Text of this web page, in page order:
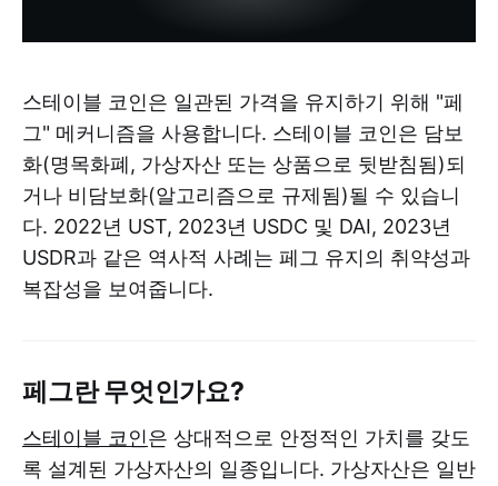
스테이블 코인은 일관된 가격을 유지하기 위해 "페
그" 메커니즘을 사용합니다. 스테이블 코인은 담보
화(명목화폐, 가상자산 또는 상품으로 뒷받침됨)되
거나 비담보화(알고리즘으로 규제됨)될 수 있습니
다. 2022년 UST, 2023년 USDC 및 DAI, 2023년
USDR과 같은 역사적 사례는 페그 유지의 취약성과
복잡성을 보여줍니다.
페그란 무엇인가요?
스테이블 코인은 상대적으로 안정적인 가치를 갖도
록 설계된 가상자산의 일종입니다. 가상자산은 일반